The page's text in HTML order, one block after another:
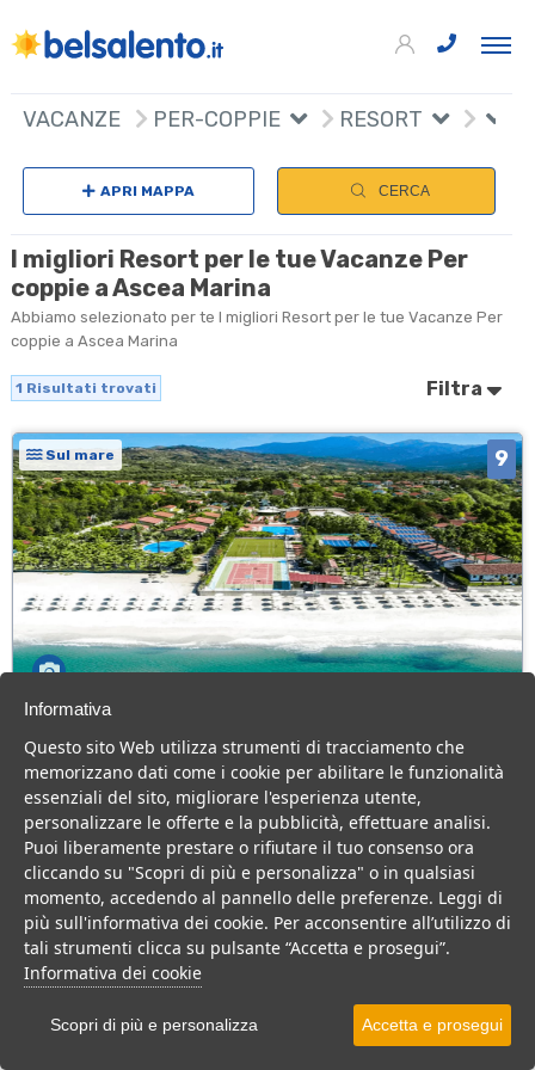
VACANZE PER-COPPIE RESORT
APRI MAPPA CERCA
I migliori Resort per le tue Vacanze Per
coppie a Ascea Marina
Abbiamo selezionato per te I migliori Resort per le tue Vacanze Per
coppie a Ascea Marina
1 Risultati trovati Filtra
Sul mare 9
Campania > Cilento > Ascea > Ascea Marina
230 Camere
Villaggio 4 stelle sul mare, ottima cucina, animazione top e tanto
divertimento per tutta la famiglia.
Villaggio Resort
VEDI SU MAPPA
+
Informativa
Questo sito Web utilizza strumenti di tracciamento che
memorizzano dati come i cookie per abilitare le funzionalità
essenziali del sito, migliorare l'esperienza utente,
personalizzare le offerte e la pubblicità, effettuare analisi.
Puoi liberamente prestare o rifiutare il tuo consenso ora
cliccando su "Scopri di più e personalizza" o in qualsiasi
momento, accedendo al pannello delle preferenze. Leggi di
più sull'informativa dei cookie. Per acconsentire all’utilizzo di
tali strumenti clicca su pulsante “Accetta e prosegui”.
Informativa dei cookie
Scopri di più e personalizza Accetta e prosegui